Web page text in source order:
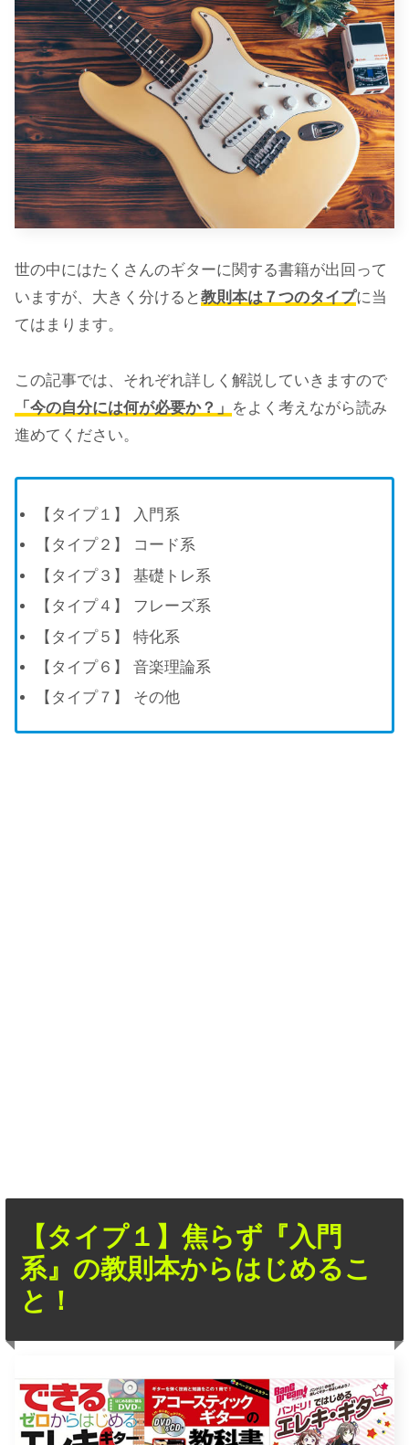
世の中にはたくさんのギターに関する書籍が出回って
いますが、大きく分けると教則本は７つのタイプに当
てはまります。
この記事では、それぞれ詳しく解説していきますので
「今の自分には何が必要か？」 をよく考えながら読み
進めてください。
【タイプ１】 入門系
【タイプ２】 コード系
【タイプ３】 基礎トレ系
【タイプ４】 フレーズ系
【タイプ５】 特化系
【タイプ６】 音楽理論系
【タイプ７】 その他
【タイプ１】焦らず『入門
系』の教則本からはじめるこ
と！